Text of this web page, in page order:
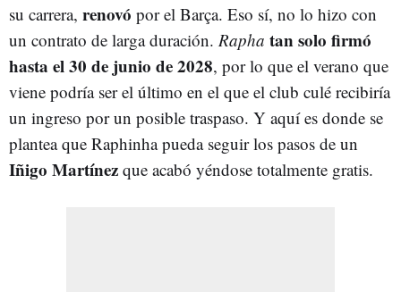
su carrera, renovó por el Barça. Eso sí, no lo hizo con
un contrato de larga duración. Rapha tan solo firmó
hasta el 30 de junio de 2028, por lo que el verano que
viene podría ser el último en el que el club culé recibiría
un ingreso por un posible traspaso. Y aquí es donde se
plantea que Raphinha pueda seguir los pasos de un
Iñigo Martínez que acabó yéndose totalmente gratis.